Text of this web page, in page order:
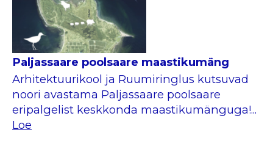
Paljassaare poolsaare maastikumäng
Arhitektuurikool ja Ruumiringlus kutsuvad
noori avastama Paljassaare poolsaare
eripalgelist keskkonda maastikumänguga!...
Loe